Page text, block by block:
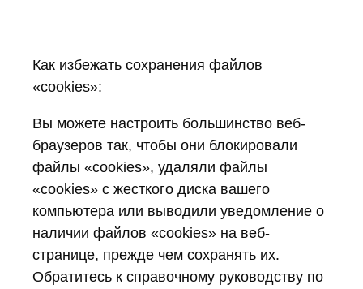
Как избежать сохранения файлов
«cookies»:
Вы можете настроить большинство веб-
браузеров так, чтобы они блокировали
файлы «cookies», удаляли файлы
«cookies» с жесткого диска вашего
компьютера или выводили уведомление о
наличии файлов «cookies» на веб-
странице, прежде чем сохранять их.
Обратитесь к справочному руководству по